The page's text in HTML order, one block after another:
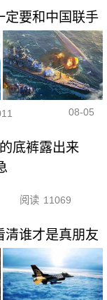
定要和中国联手
08-05
底裤露出来
阅读 11069
清谁才是真朋友